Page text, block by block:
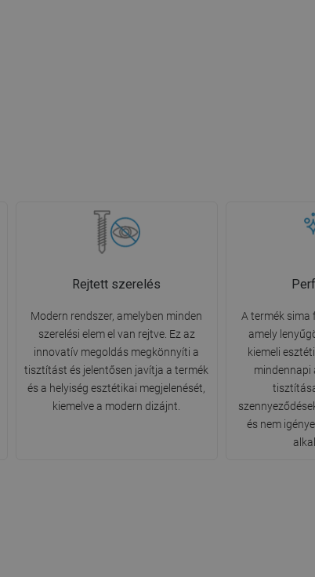
Rejtett szerelés
Modern rendszer, amelyben minden
szerelési elem el van rejtve. Ez az
innovatív megoldás megkönnyíti a
tisztítást és jelentősen javítja a termék
és a helyiség esztétikai megjelenését,
kiemelve a modern dizájnt.
A termék sima
amely
kiemeli
mindennapi
és nem